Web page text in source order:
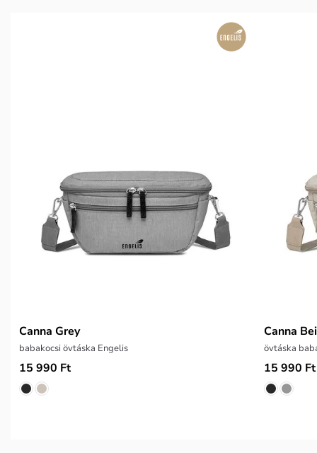
Canna Grey
babakocsi övtáska Engelis
15 990 Ft
Canna
övtáska
15 990 Ft